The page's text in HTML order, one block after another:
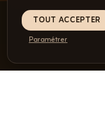
TOUT ACCEPTER
Paramétrer